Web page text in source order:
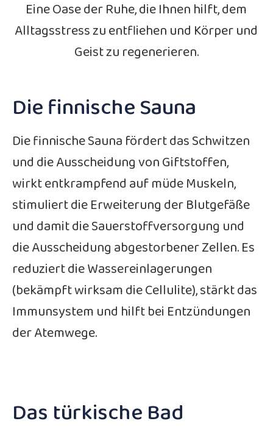
Eine Oase der Ruhe, die Ihnen hilft, dem
Alltagsstress zu entfliehen und Körper und
Geist zu regenerieren.
Die finnische Sauna
Die finnische Sauna fördert das Schwitzen
und die Ausscheidung von Giftstoffen,
wirkt entkrampfend auf müde Muskeln,
stimuliert die Erweiterung der Blutgefäße
und damit die Sauerstoffversorgung und
die Ausscheidung abgestorbener Zellen. Es
reduziert die Wassereinlagerungen
(bekämpft wirksam die Cellulite), stärkt das
Immunsystem und hilft bei Entzündungen
der Atemwege.
Das türkische Bad